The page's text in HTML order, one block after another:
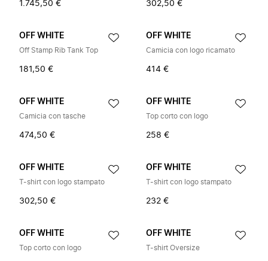
1.745,50 € 302,50 €
OFF WHITE
Off Stamp Rib Tank Top
181,50 €
OFF WHITE
Camicia con logo ricamato
414 €
OFF WHITE
Camicia con tasche
474,50 €
OFF WHITE
Top corto con logo
258 €
OFF WHITE
T-shirt con logo stampato
302,50 €
OFF WHITE
T-shirt con logo stampato
232 €
OFF WHITE
Top corto con logo
OFF WHITE
T-shirt Oversize